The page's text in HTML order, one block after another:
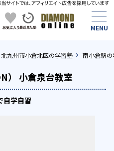
北九州市小倉北区の学習塾 南小倉駅
） 小倉泉台教室
自学自習